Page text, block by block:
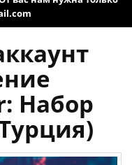
Набор